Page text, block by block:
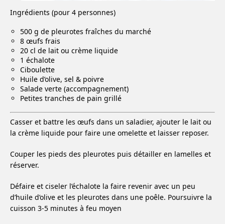
Ingrédients (pour 4 personnes)
500 g de pleurotes fraîches du marché
8 œufs frais
20 cl de lait ou crème liquide
1 échalote
Ciboulette
Huile d’olive, sel & poivre
Salade verte (accompagnement)
Petites tranches de pain grillé
Casser et battre les œufs dans un saladier, ajouter le lait ou
la crème liquide pour faire une omelette et laisser reposer.
Couper les pieds des pleurotes puis détailler en lamelles et
réserver.
Défaire et ciseler l’échalote la faire revenir avec un peu
d’huile d’olive et les pleurotes dans une poêle. Poursuivre la
cuisson 3-5 minutes à feu moyen